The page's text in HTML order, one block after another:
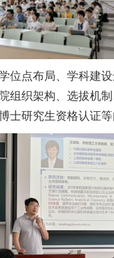
位点布局、学科建
组织架构、选拔机
研究生资格认证等